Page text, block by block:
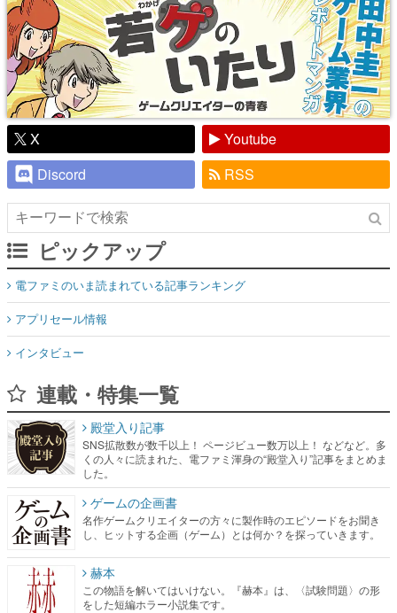
X
Youtube
Discord
RSS
ピックアップ
電ファミのいま読まれている記事ランキング
アプリセール情報
インタビュー
連載・特集一覧
殿堂入り記事
SNS拡散数が数千以上！ ページビュー数万以上！ などなど。多
くの人々に読まれた、電ファミ渾身の“殿堂入り”記事をまとめま
した。
ゲームの企画書
名作ゲームクリエイターの方々に製作時のエピソードをお聞き
し、ヒットする企画（ゲーム）とは何か？を探っていきます。
赫本
この物語を解いてはいけない。『赫本』は、〈試験問題〉の形
をした短編ホラー小説集です。